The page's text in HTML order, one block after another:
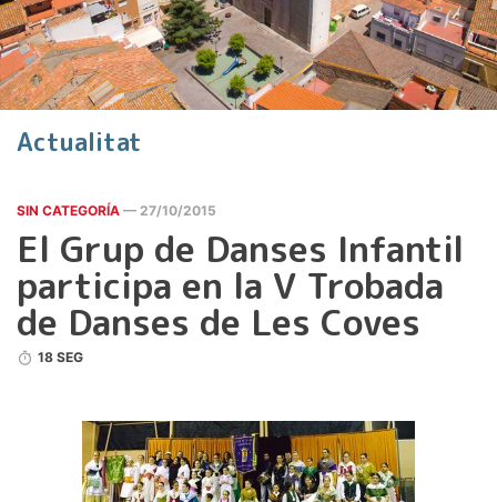
Actualitat
SIN CATEGORÍA — 27/10/2015
El Grup de Danses Infantil
participa en la V Trobada
de Danses de Les Coves
18 SEG